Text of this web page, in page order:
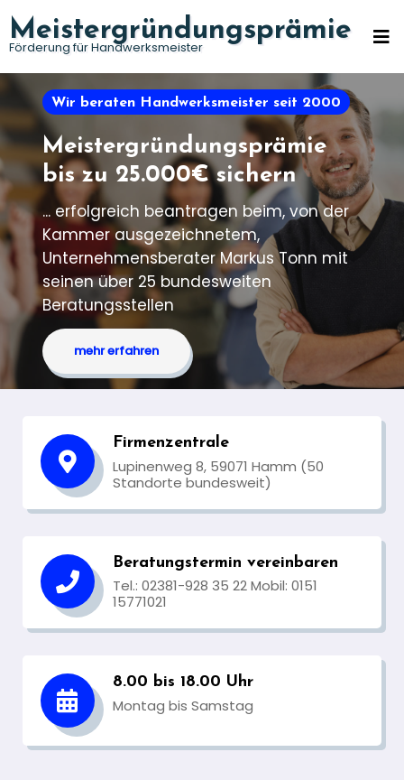
Zum
Inhalt
Meistergründungsprämie
Förderung für Handwerksmeister
Wir beraten Handwerksmeister seit 2000
Meistergründungsprämie
bis zu 25.000€ sichern
... erfolgreich beantragen beim, von der
Kammer ausgezeichnetem,
Unternehmensberater Markus Tonn mit
seinen über 25 bundesweiten
Beratungsstellen
mehr erfahren
Firmenzentrale
Lupinenweg 8, 59071 Hamm (50
Standorte bundesweit)
Beratungstermin vereinbaren
Tel.: 02381-928 35 22 Mobil: 0151
15771021
8.00 bis 18.00 Uhr
Montag bis Samstag